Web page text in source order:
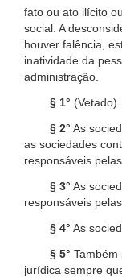
fato ou ato ilícito
social. A
houver falência,
inatividade da
administração.
§ 1° (Vetado).
§ 2° As
as sociedades
responsáveis
§ 3° As
responsáveis
§ 4° As
§ 5° Também
jurídica sempre